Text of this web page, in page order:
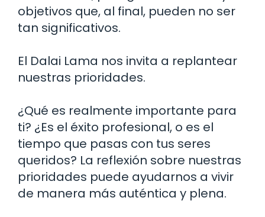
objetivos que, al final, pueden no ser
tan significativos.
El Dalai Lama nos invita a replantear
nuestras prioridades.
¿Qué es realmente importante para
ti? ¿Es el éxito profesional, o es el
tiempo que pasas con tus seres
queridos? La reflexión sobre nuestras
prioridades puede ayudarnos a vivir
de manera más auténtica y plena.